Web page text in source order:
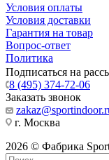
Условия оплаты
Условия доставки
Гарантия на товар
Вопрос-ответ
Политика
Подписаться на
8 (495) 374-72-06
Заказать звонок
г. Москва
2026 © Фабрика